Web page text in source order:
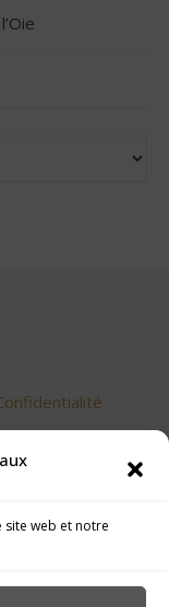
web et notre